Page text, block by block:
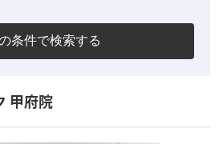
条件で検索する
甲府院